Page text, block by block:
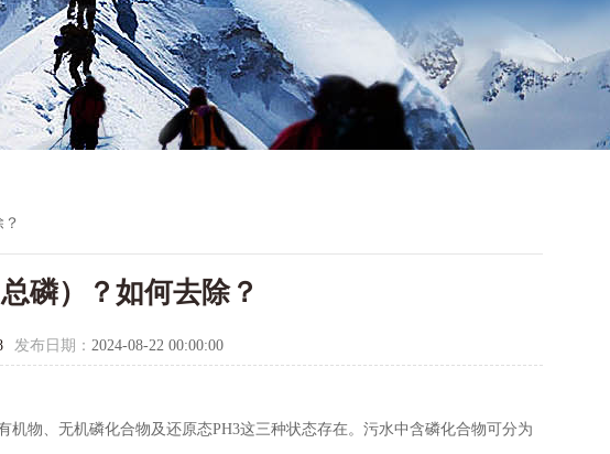
磷）？如何去除？
发布日期： 2024-08-22 00:00:00
物、无机磷化合物及还原态PH3这三种状态存在。污水中含磷化合物可分为